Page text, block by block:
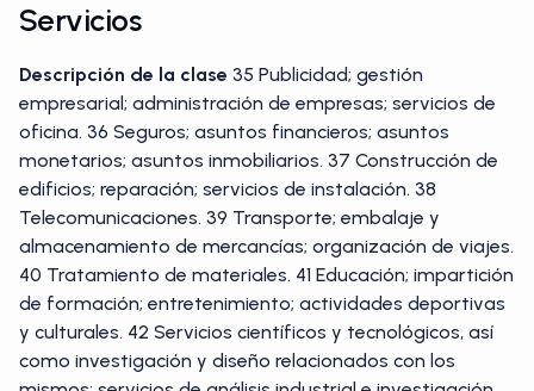
Servicios
Descripción de la clase 35 Publicidad; gestión
empresarial; administración de empresas; servicios de
oficina. 36 Seguros; asuntos financieros; asuntos
monetarios; asuntos inmobiliarios. 37 Construcción de
edificios; reparación; servicios de instalación. 38
Telecomunicaciones. 39 Transporte; embalaje y
almacenamiento de mercancías; organización de viajes.
40 Tratamiento de materiales. 41 Educación; impartición
de formación; entretenimiento; actividades deportivas
y culturales. 42 Servicios científicos y tecnológicos, así
como investigación y diseño relacionados con los